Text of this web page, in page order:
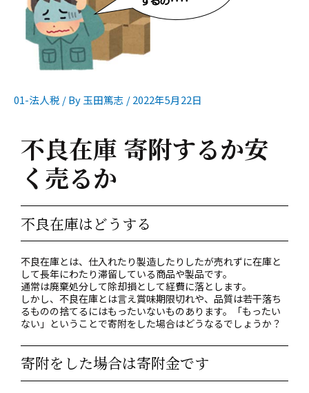
01-法人税 / By玉田篤志 /2022年5月22日
不良在庫 寄附するか安
く売るか
不良在庫はどうする
不良在庫とは、仕入れたり製造したりしたが売れずに在庫と
して長年にわたり滞留している商品や製品です。
通常は廃棄処分して除却損として経費に落とします。
しかし、不良在庫とは言え賞味期限切れや、品質は若干落ち
るものの捨てるにはもったいないものあります。「もったい
ない」ということで寄附をした場合はどうなるでしょうか？
寄附をした場合は寄附金です